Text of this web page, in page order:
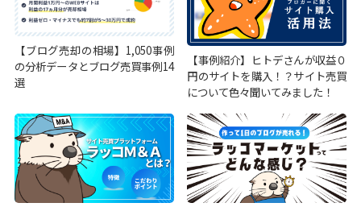
【ブログ売却の相場】1,050事例
の分析データとブログ売買事例14
選
【事例紹介】ヒトデさんが収益０
円のサイトを購入！？サイト売買
について色々聞いてみました！